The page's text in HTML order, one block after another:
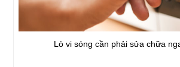
Lò vi sóng cần phải sửa chữa